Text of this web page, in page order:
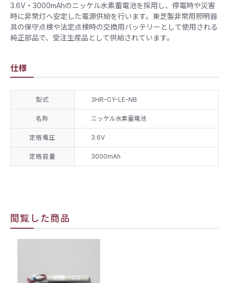
3.6V・3000mAhのニッケル水素蓄電池を採用し、停電時や災害
時に非常灯へ安定した電源供給を行います。東芝製非常用照明器
具の保守点検や法定点検時の交換用バッテリーとして使用される
純正部品で、受注生産品として供給されています。
仕様
型式 3HR-CY-LE-NB
名称 ニッケル水素蓄電池
定格電圧 3.6V
定格容量 3000mAh
閲覧した商品